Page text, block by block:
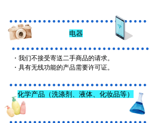
电器
・我们不接受寄送二手商品的请求。
・具有无线功能的产品需要许可证。
化学产品（洗涤剂、液体、化妆品等）